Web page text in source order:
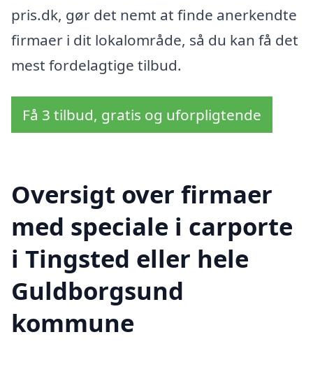
pris.dk, gør det nemt at finde anerkendte
firmaer i dit lokalområde, så du kan få det
mest fordelagtige tilbud.
Få 3 tilbud, gratis og uforpligtende
Oversigt over firmaer
med speciale i carporte
i Tingsted eller hele
Guldborgsund
kommune